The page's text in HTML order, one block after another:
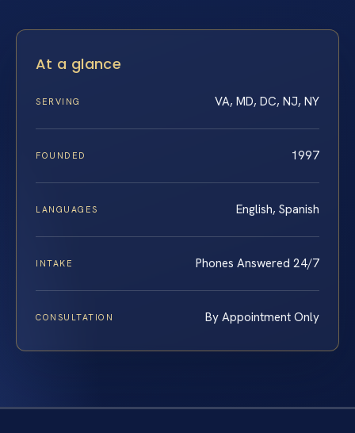
At a glance
SERVING VA, MD, DC, NJ, NY
FOUNDED 1997
LANGUAGES English, Spanish
INTAKE Phones Answered 24/7
CONSULTATION By Appointment Only